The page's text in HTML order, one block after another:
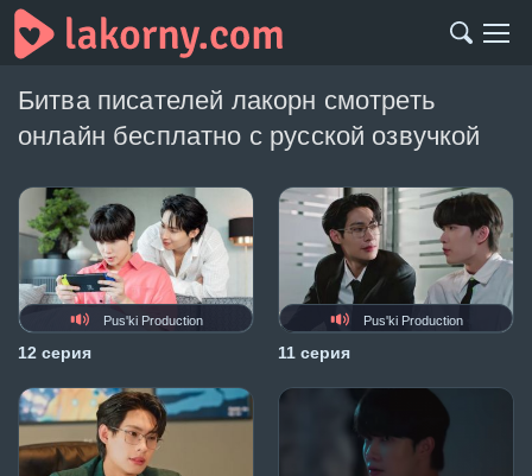
Битва писателей лакорн смотреть
онлайн бесплатно с русской озвучкой
Pus'ki Production
12 серия
Pus'ki Production
11 серия